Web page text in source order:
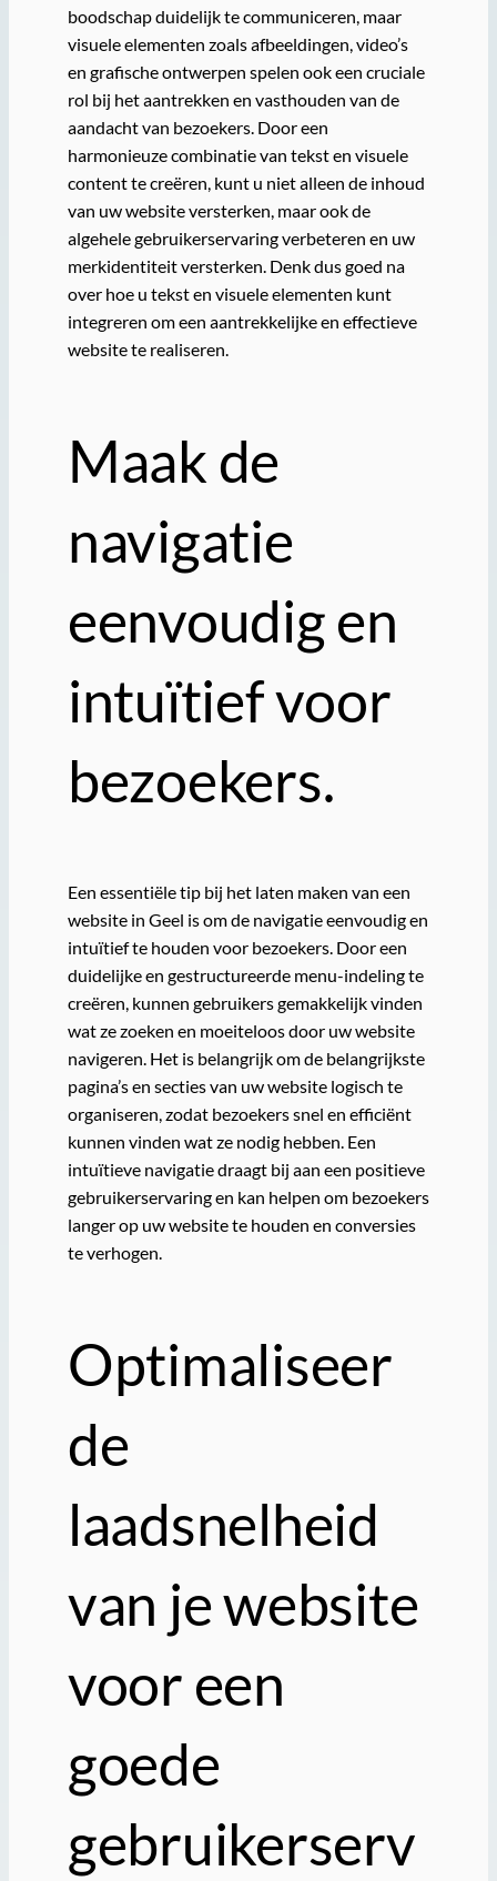
boodschap duidelijk te communiceren, maar
visuele elementen zoals afbeeldingen, video’s
en grafische ontwerpen spelen ook een cruciale
rol bij het aantrekken en vasthouden van de
aandacht van bezoekers. Door een
harmonieuze combinatie van tekst en visuele
content te creëren, kunt u niet alleen de inhoud
van uw website versterken, maar ook de
algehele gebruikerservaring verbeteren en uw
merkidentiteit versterken. Denk dus goed na
over hoe u tekst en visuele elementen kunt
integreren om een aantrekkelijke en effectieve
website te realiseren.
Maak de
navigatie
eenvoudig en
intuïtief voor
bezoekers.
Een essentiële tip bij het laten maken van een
website in Geel is om de navigatie eenvoudig en
intuïtief te houden voor bezoekers. Door een
duidelijke en gestructureerde menu-indeling te
creëren, kunnen gebruikers gemakkelijk vinden
wat ze zoeken en moeiteloos door uw website
navigeren. Het is belangrijk om de belangrijkste
pagina’s en secties van uw website logisch te
organiseren, zodat bezoekers snel en efficiënt
kunnen vinden wat ze nodig hebben. Een
intuïtieve navigatie draagt bij aan een positieve
gebruikerservaring en kan helpen om bezoekers
langer op uw website te houden en conversies
te verhogen.
Optimaliseer
de
laadsnelheid
van je website
voor een
goede
gebruikerserv